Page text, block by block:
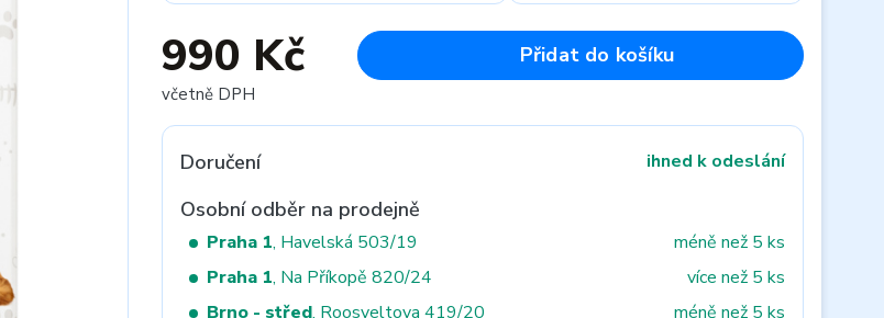
990 Kč
včetně DPH
Přidat do košíku
Doručení ihned k odeslání
Osobní odběr na prodejně
Praha 1, Havelská 503/19
méně než 5 ks
Praha 1, Na Příkopě 820/24
více než 5 ks
Brno - střed, Roosveltova 419/20
méně než 5 ks